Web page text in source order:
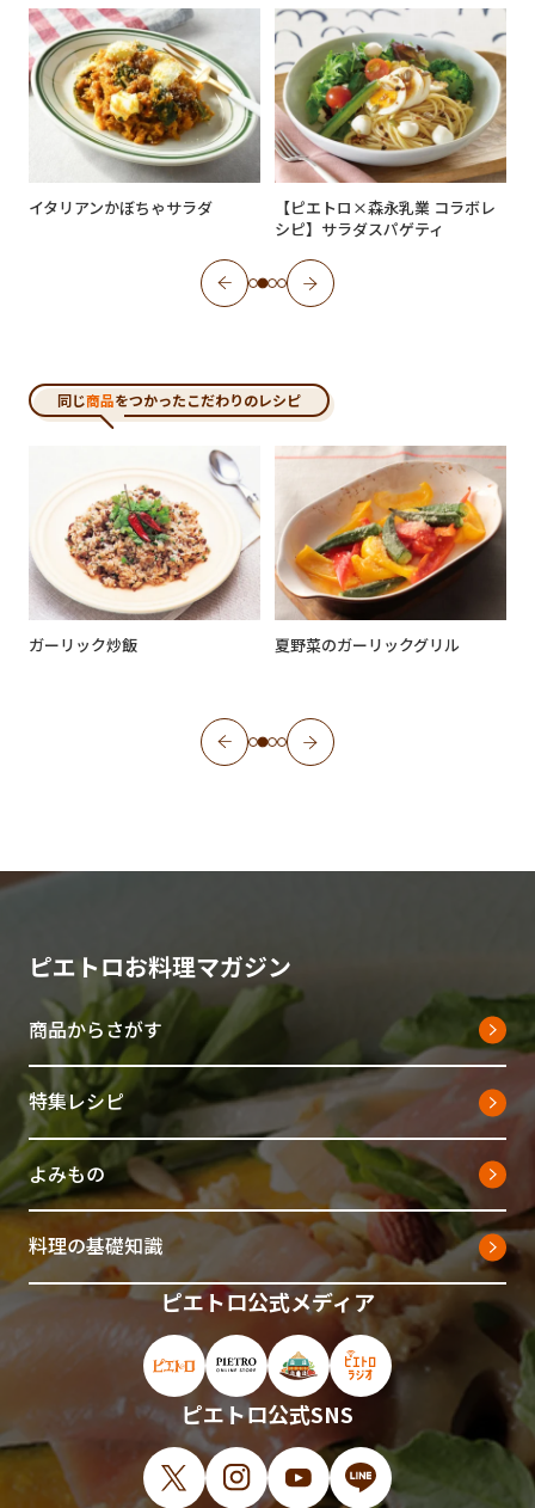
イタリアンかぼちゃサラダ
【ピエトロ×森永乳業 コラボレ
シピ】サラダスパゲティ
同じ商品をつかったこだわりのレシピ
ガーリック炒飯 夏野菜のガーリックグリル
ピエトロお料理マガジン
商品からさがす
特集レシピ
よみもの
料理の基礎知識
ピエトロ公式メディア
ピエトロ公式サイト（新しいウィンドウで
ピエトロオンラインストア（新しい
ピエトロホームタウン（新
ピエトロラジオ（新
ピエトロ公式SNS
X（新しいウィンドウで開きます）
Instagram（新しいウィンドウで開
YouTube（新しいウィンド
LINE（新しいウィン